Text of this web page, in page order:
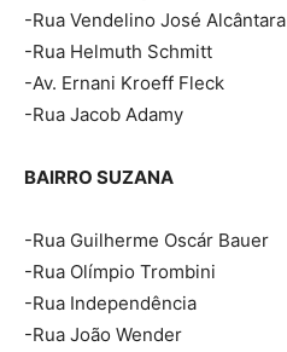
-Rua Vendelino José Alcântara
-Rua Helmuth Schmitt
-Av. Ernani Kroeff Fleck
-Rua Jacob Adamy
BAIRRO SUZANA
-Rua Guilherme Oscár Bauer
-Rua Olímpio Trombini
-Rua Independência
-Rua João Wender